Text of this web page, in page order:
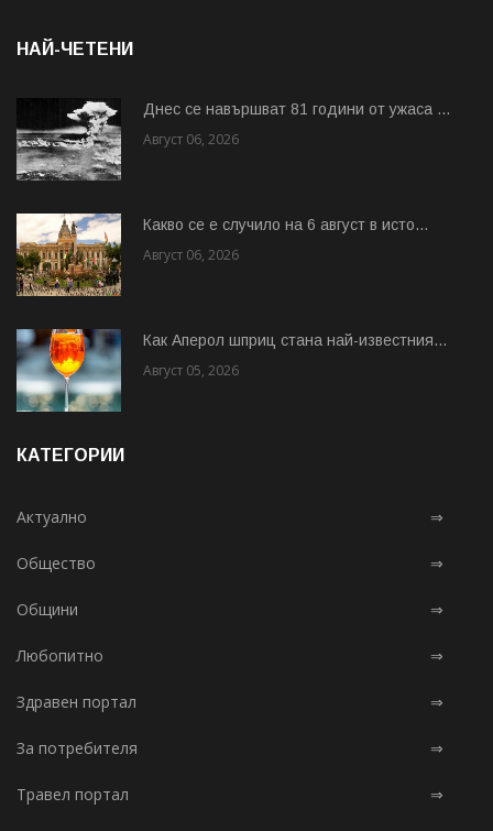
НАЙ-ЧЕТЕНИ
Днес се навършват 81 години от ужаса ...
Август 06, 2026
Какво се е случило на 6 август в исто...
Август 06, 2026
Как Аперол шприц стана най-известния...
Август 05, 2026
КАТЕГОРИИ
Актуално ⇒
Общество ⇒
Общини ⇒
Любопитно ⇒
Здравен портал ⇒
За потребителя ⇒
Травел портал ⇒